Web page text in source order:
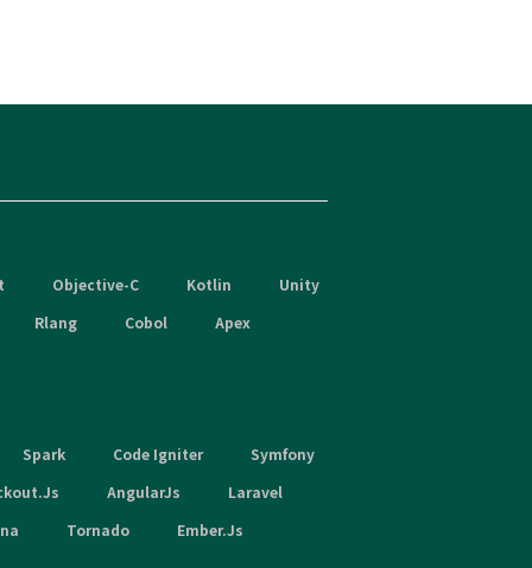
Objective-C Kotlin
Unity
Rlang
Cobol Apex
Spark Code Igniter
Symfony
AngularJs
Laravel
Tornado Ember.Js